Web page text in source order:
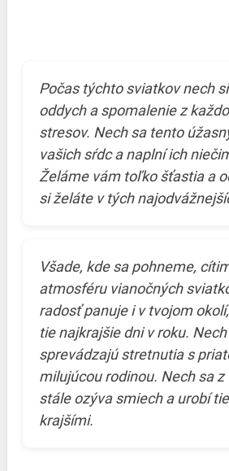
Počas týchto sviatkov nech
oddych a spomalenie z
stresov. Nech sa tento
vašich sŕdc a naplní ich
Želáme vám toľko šťastia a
si želáte v tých
Všade, kde sa pohneme,
atmosféru vianočných
radosť panuje i v tvojom
tie najkrajšie dni v roku.
sprevádzajú stretnutia s
milujúcou rodinou. Nech sa
stále ozýva smiech a urobí
krajšími.